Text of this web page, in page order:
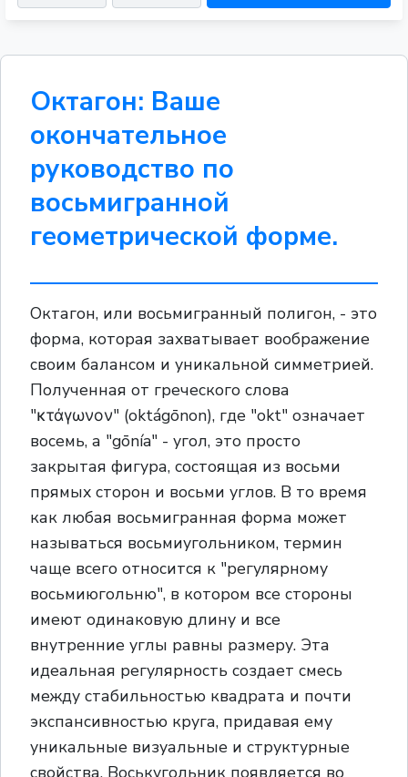
Октагон: Ваше
окончательное
руководство по
восьмигранной
геометрической форме.
Октагон, или восьмигранный полигон, - это
форма, которая захватывает воображение
своим балансом и уникальной симметрией.
Полученная от греческого слова
"κτάγωνον" (oktágōnon), где "okt" означает
восемь, а "gōnía" - угол, это просто
закрытая фигура, состоящая из восьми
прямых сторон и восьми углов. В то время
как любая восьмигранная форма может
называться восьмиугольником, термин
чаще всего относится к "регулярному
восьмиюгольню", в котором все стороны
имеют одинаковую длину и все
внутренние углы равны размеру. Эта
идеальная регулярность создает смесь
между стабильностью квадрата и почти
экспансивностью круга, придавая ему
уникальные визуальные и структурные
свойства. Воськугольник появляется во